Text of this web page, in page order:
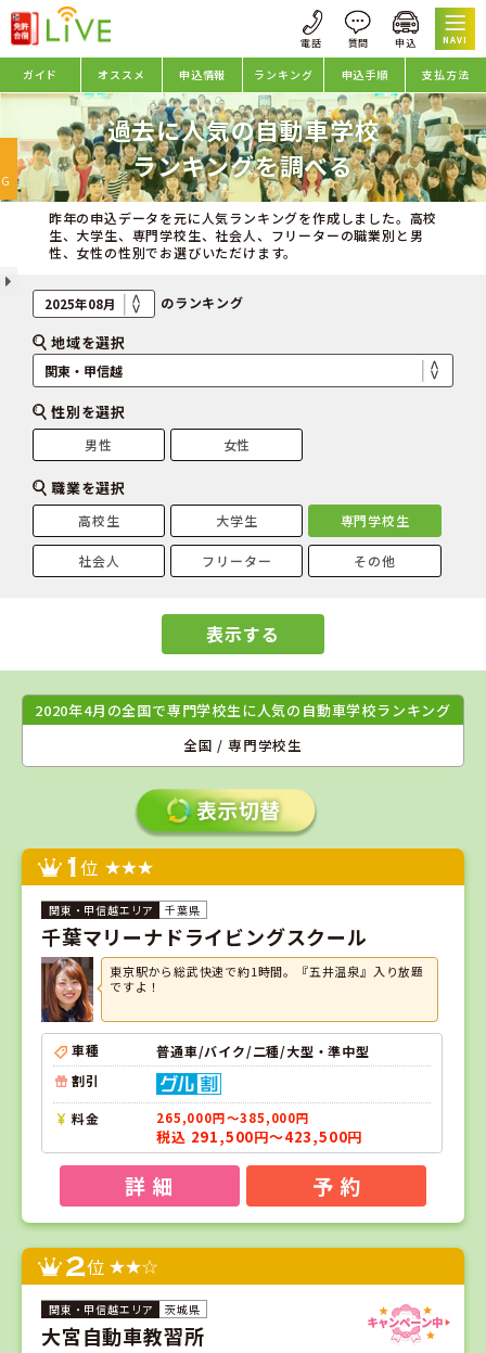
NAVI
ガイド オススメ 申込情報 ランキング 申込手順 支払方法
過去に人気の自動車学校
ランキングを調べる
昨年の申込データを元に人気ランキングを作成しました。高校
生、大学生、専門学校生、社会人、フリーターの職業別と男
性、女性の性別でお選びいただけます。
のランキング
地域を選択
性別を選択
男性 女性
職業を選択
高校生 大学生 専門学校生
社会人 フリーター その他
表示する
2020年4月の全国で専門学校生に人気の自動車学校ランキング
全国 / 専門学校生
1位
千葉県
千葉マリーナドライビングスクール
東京駅から総武快速で約1時間。『五井温泉』入り放題
ですよ！
車種
普通車/バイク/二種/大型・準中型
割引
料金 265,000円～385,000円
税込 291,500円～423,500円
詳 細 予 約
2位
茨城県
大宮自動車教習所